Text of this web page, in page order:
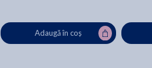
Adaugă în coș